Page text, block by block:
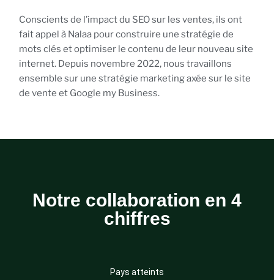
Conscients de l’impact du SEO sur les ventes, ils ont
fait appel à Nalaa pour construire une stratégie de
mots clés et optimiser le contenu de leur nouveau site
internet. Depuis novembre 2022, nous travaillons
ensemble sur une stratégie marketing axée sur le site
de vente et Google my Business.
Notre collaboration en 4
chiffres
Pays atteints